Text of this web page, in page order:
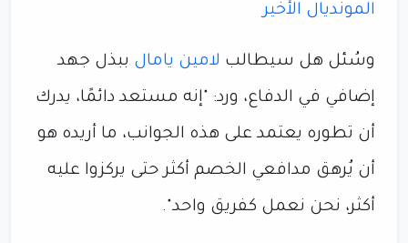
المونديال الأخير
وسُئل هل سيطالب لامين يامال ببذل جهد
إضافي في الدفاع، ورد: "إنه مستعد دائمًا، يدرك
أن تطوره يعتمد على هذه الجوانب، ما أريده هو
أن يُرهق مدافعي الخصم أكثر حتى يركزوا عليه
أكثر، نحن نعمل كفريق واحد".